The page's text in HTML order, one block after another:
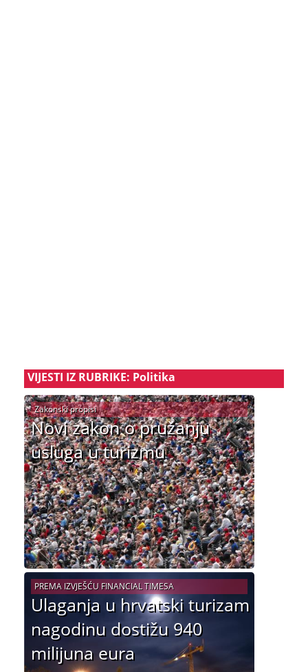
VIJESTI IZ RUBRIKE: Politika
Novi zakon o pružanju
usluga u turizmu
Zakonski propisi
Ulaganja u hrvatski turizam
nagodinu dostižu 940
milijuna eura
PREMA IZVJEŠĆU FINANCIAL TIMESA